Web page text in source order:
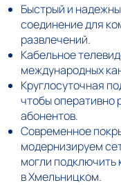
Быстрый и
соединение для
развлечений.
Кабельное
международных
Круглосуточная
чтобы оперативно
абонентов.
Современное
модернизируем
могли
в Хмельницком.